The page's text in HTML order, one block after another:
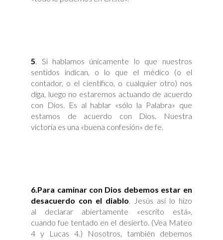
5 . Si hablamos únicamente lo que nuestros
sentidos indican, o lo que el médico (o el
contador, o el científico, o cualquier otro) nos
diga, luego no estaremos actuando de acuerdo
con Dios. Es al hablar «sólo la Palabra» que
estamos de acuerdo con Dios. Nuestra
victoria es una «buena confesión» de fe.
6. Para caminar con Dios debemos estar en
desacuerdo con el diablo . Jesús así lo hizo
al declarar abiertamente «escrito está»,
cuando fue tentado en el desierto. (Vea Mateo
4 y Lucas 4.) Nosotros, también debemos